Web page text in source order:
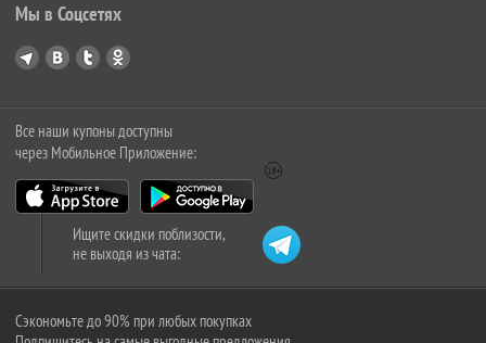
Мы в Соцсетях
Все наши купоны доступны
через Мобильное Приложение:
Ищите скидки поблизости,
не выходя из чата:
Сэкономьте до 90% при любых покупках